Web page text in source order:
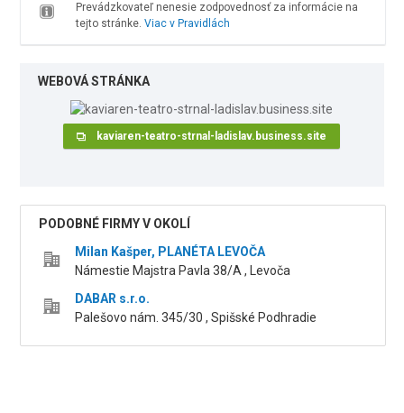
Prevádzkovateľ nenesie zodpovednosť za informácie na
tejto stránke. Viac v Pravidlách
WEBOVÁ STRÁNKA
kaviaren-teatro-strnal-ladislav.business.site
PODOBNÉ FIRMY V OKOLÍ
Milan Kašper, PLANÉTA LEVOČA
Námestie Majstra Pavla 38/A , Levoča
DABAR s.r.o.
Palešovo nám. 345/30 , Spišské Podhradie